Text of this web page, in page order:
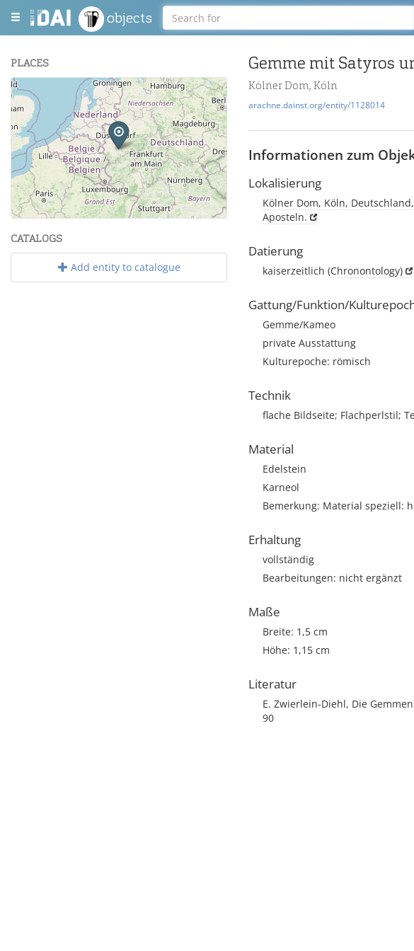
objects
PLACES
+
−
Leaflet| Maps and Data ©OpenStreetMap.
CATALOGS
Add entity to catalogue
Gemme mit Satyros
Kölner Dom, Köln
arachne.dainst.org/entity/1128014
Informationen zum
Lokalisierung
Kölner Dom, Köln,
Aposteln.
Datierung
kaiserzeitlich (Chronontology)
Gattung/Funktion/
Gemme/Kameo
private Ausstattung
Kulturepoche: römisch
Technik
flache Bildseite; Flachperlstil;
Material
Edelstein
Karneol
Bemerkung: Material speziell:
Erhaltung
vollständig
Bearbeitungen: nicht ergänzt
Maße
Breite: 1,5 cm
Höhe: 1,15 cm
Literatur
E. Zwierlein-Diehl, Die
90